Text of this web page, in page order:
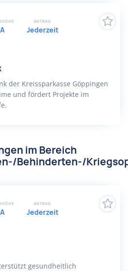
der Kreissparkasse Göppingen
und fördert Projekte im
ANTRAG
Jederzeit
im Bereich
Behinderten-/
gesundheitlich
ANTRAG
Jederzeit